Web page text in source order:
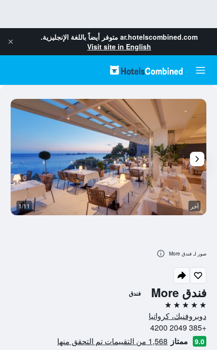
ar.hotelscombined.com متوفر أيضاً باللغة الإنجليزية.
Visit site in English
فندق More فندق
5 نجوم
دوبروفنيك، كرواتيا
+385 2049 4200
9.0 ممتاز 1,568 من التقييمات تم التحقق منها
آخر 1/11
صور لـ فندق More